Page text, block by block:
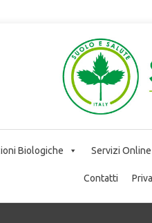
Biologiche Servizi Online
Contatti